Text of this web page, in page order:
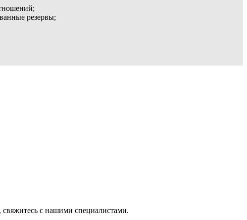
резервы;
с нашими специалистами.